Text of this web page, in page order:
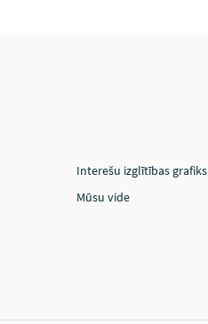
Interešu izglītības grafiks
Mūsu vide